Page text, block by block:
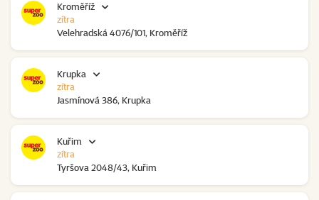
Kroměříž
Velehradská 4076/101, Kroměříž
zítra
Krupka
Jasmínová 386, Krupka
zítra
Kuřim
Tyršova 2048/43, Kuřim
zítra